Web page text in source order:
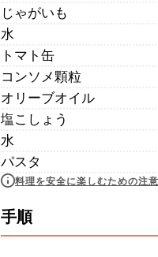
じゃがいも
水
トマト缶
コンソメ顆粒
オリーブオイル
塩こしょう
水
パスタ
料理を安全に楽しむための注
手順